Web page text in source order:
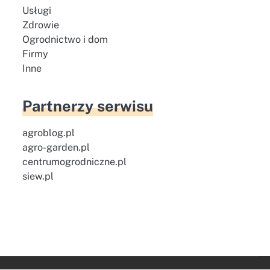
Usługi
Zdrowie
Ogrodnictwo i dom
Firmy
Inne
Partnerzy serwisu
agroblog.pl
agro-garden.pl
centrumogrodniczne.pl
siew.pl